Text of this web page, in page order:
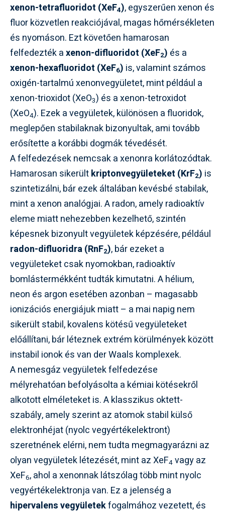
xenon-tetrafluoridot (XeF4), egyszerűen xenon és
fluor közvetlen reakciójával, magas hőmérsékleten
és nyomáson. Ezt követően hamarosan
felfedezték axenon-difluoridot (XeF2) és a
xenon-hexafluoridot (XeF6) is, valamint számos
oxigén-tartalmú xenonvegyületet, mint például a
xenon-trioxidot (XeO3) és a xenon-tetroxidot
(XeO4). Ezek a vegyületek, különösen a fluoridok,
meglepően stabilaknak bizonyultak, ami tovább
erősítette a korábbi dogmák tévedését.
A felfedezések nemcsak a xenonra korlátozódtak.
Hamarosan sikerültkriptonvegyületeket (KrF2) is
szintetizálni, bár ezek általában kevésbé stabilak,
mint a xenon analógjai. A radon, amely radioaktív
eleme miatt nehezebben kezelhető, szintén
képesnek bizonyult vegyületek képzésére, például
radon-difluoridra (RnF2), bár ezeket a
vegyületeket csak nyomokban, radioaktív
bomlástermékként tudták kimutatni. A hélium,
neon és argon esetében azonban – magasabb
ionizációs energiájuk miatt – a mai napig nem
sikerült stabil, kovalens kötésű vegyületeket
előállítani, bár léteznek extrém körülmények között
instabil ionok és van der Waals komplexek.
A nemesgáz vegyületek felfedezése
mélyrehatóan befolyásolta a kémiai kötésekről
alkotott elméleteket is. A klasszikus oktett-
szabály, amely szerint az atomok stabil külső
elektronhéjat (nyolc vegyértékelektront)
szeretnének elérni, nem tudta megmagyarázni az
olyan vegyületek létezését, mint az XeF4 vagy az
XeF6, ahol a xenonnak látszólag több mint nyolc
vegyértékelektronja van. Ez a jelenség a
hipervalens vegyületekfogalmához vezetett, és